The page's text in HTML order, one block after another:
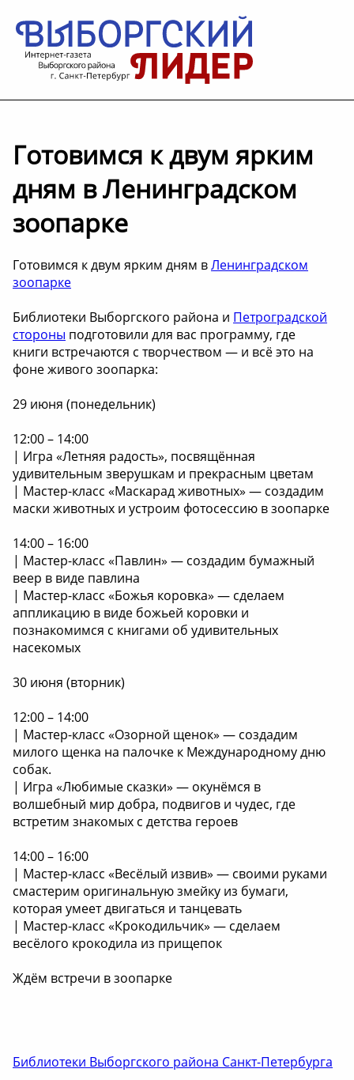
Готовимся к двум ярким
дням в Ленинградском
зоопарке
Готовимся к двум ярким дням вЛенинградском
зоопарке
Библиотеки Выборгского района и Петроградской
стороны подготовили для вас программу, где
книги встречаются с творчеством — и всё это на
фоне живого зоопарка:
29 июня (понедельник)
12:00 – 14:00
| Игра «Летняя радость», посвящённая
удивительным зверушкам и прекрасным цветам
| Мастер-класс «Маскарад животных» — создадим
маски животных и устроим фотосессию в зоопарке
14:00 – 16:00
| Мастер-класс «Павлин» — создадим бумажный
веер в виде павлина
| Мастер-класс «Божья коровка» — сделаем
аппликацию в виде божьей коровки и
познакомимся с книгами об удивительных
насекомых
30 июня (вторник)
12:00 – 14:00
| Мастер-класс «Озорной щенок» — создадим
милого щенка на палочке к Международному дню
собак.
| Игра «Любимые сказки» — окунёмся в
волшебный мир добра, подвигов и чудес, где
встретим знакомых с детства героев
14:00 – 16:00
| Мастер-класс «Весёлый извив» — своими руками
смастерим оригинальную змейку из бумаги,
которая умеет двигаться и танцевать
| Мастер-класс «Крокодильчик» — сделаем
весёлого крокодила из прищепок
Ждём встречи в зоопарке
Библиотеки Выборгского района Санкт-Петербурга